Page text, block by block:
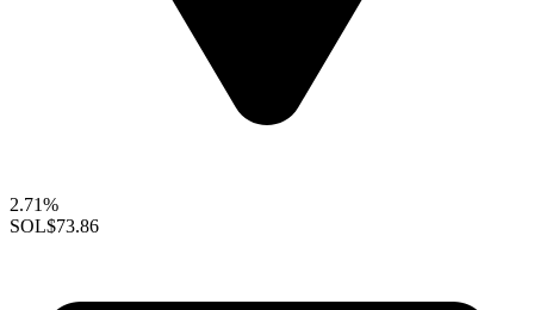
2.71%
SOL$73.86